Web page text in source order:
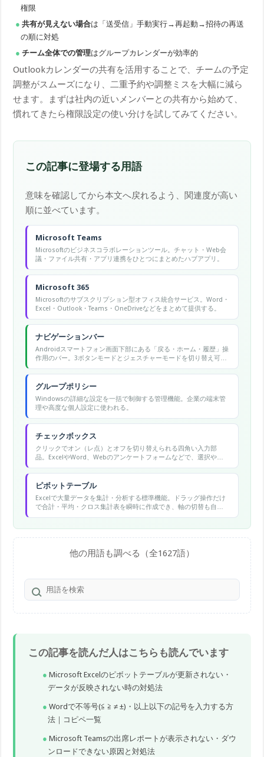
権限
共有が見えない場合は「送受信」手動実行→再起動→招待の再送
の順に対処
チーム全体での管理はグループカレンダーが効率的
Outlookカレンダーの共有を活用することで、チームの予定
調整がスムーズになり、二重予約や調整ミスを大幅に減ら
せます。まずは社内の近いメンバーとの共有から始めて、
慣れてきたら権限設定の使い分けを試してみてください。
この記事に登場する用語
意味を確認してから本文へ戻れるよう、関連度が高い
順に並べています。
Microsoft Teams
Microsoftのビジネスコラボレーションツール。チャット・Web会
議・ファイル共有・アプリ連携をひとつにまとめたハブアプリ。
Microsoft 365
Microsoftのサブスクリプション型オフィス統合サービス。Word・
Excel・Outlook・Teams・OneDriveなどをまとめて提供する。
ナビゲーションバー
Androidスマートフォン画面下部にある「戻る・ホーム・履歴」操
作用のバー。3ボタンモードとジェスチャーモードを切り替え可能
です。
グループポリシー
Windowsの詳細な設定を一括で制御する管理機能。企業の端末管
理や高度な個人設定に使われる。
チェックボックス
クリックでオン（レ点）とオフを切り替えられる四角い入力部
品。ExcelやWord、Webのアンケートフォームなどで、選択や完
了の管理に使う。
ピボットテーブル
Excelで大量データを集計・分析する標準機能。ドラッグ操作だけ
で合計・平均・クロス集計表を瞬時に作成でき、軸の切替も自
在。
他の用語も調べる（全1627語）
この記事を読んだ人はこちらも読んでいます
Microsoft Excelのピボットテーブルが更新されない・
データが反映されない時の対処法
Wordで不等号(≦ ≧ ≠ ±)・以上以下の記号を入力する方
法｜コピペ一覧
Microsoft Teamsの出席レポートが表示されない・ダウ
ンロードできない原因と対処法